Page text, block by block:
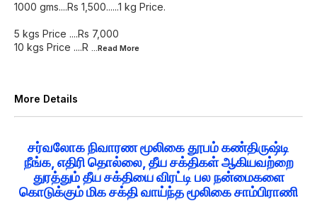
1000 gms....Rs 1,500......1 kg Price.
5 kgs Price ....Rs 7,000
10 kgs Price ....R ...Read More
More Details
சர்வலோக நிவாரண மூலிகை தூபம் கண்திருஷ்டி
நீங்க, எதிரி தொல்லை, தீய சக்திகள் ஆகியவற்றை
துரத்தும் தீய சக்தியை விரட்டி பல நன்மைகளை
கொடுக்கும் மிக சக்தி வாய்ந்த மூலிகை சாம்பிராணி